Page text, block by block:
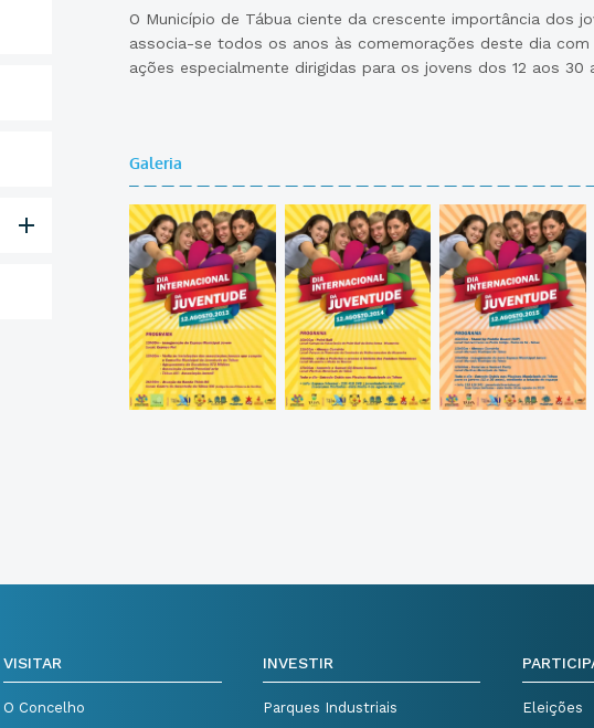
O Município de Tábua ciente da crescente importância dos
associa-se todos os anos às comemorações deste dia com
ações especialmente dirigidas para os jovens dos 12 aos 30
Galeria
VISITAR
O Concelho
INVESTIR
Parques Industriais
Eleições